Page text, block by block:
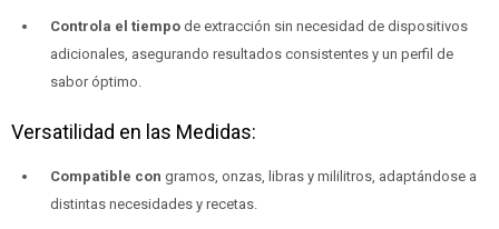
Controla el tiempo de extracción sin necesidad de dispositivos
adicionales, asegurando resultados consistentes y un perfil de
sabor óptimo.
Versatilidad en las Medidas:
Compatible con gramos, onzas, libras y mililitros, adaptándose a
distintas necesidades y recetas.